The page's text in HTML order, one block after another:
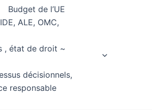
Budget de l’UE
ALE, OMC,
, état de droit ~
décisionnels,
responsable